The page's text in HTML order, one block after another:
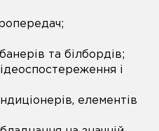
та білбордів;
і
елементів